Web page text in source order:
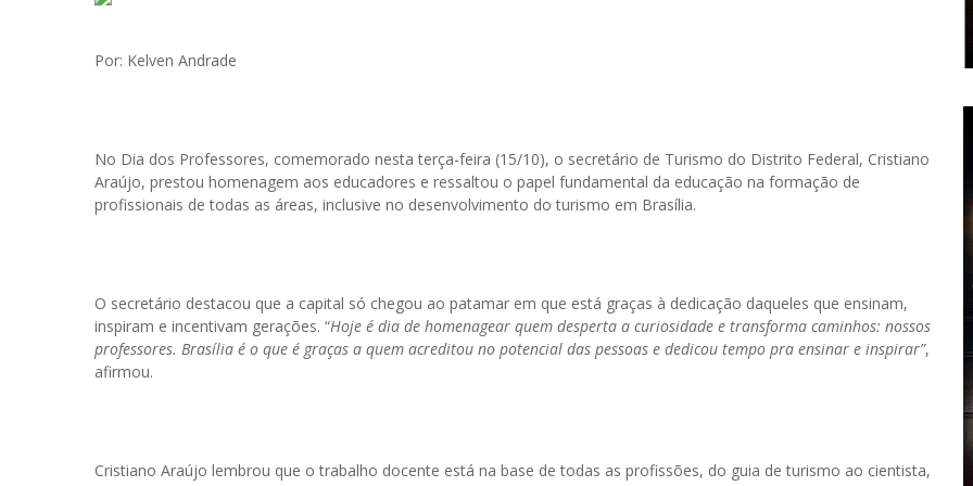
Por: Kelven Andrade
No Dia dos Professores, comemorado nesta terça-feira (15/10), o secretário de Turismo do Distrito Federal, Cristiano
Araújo, prestou homenagem aos educadores e ressaltou o papel fundamental da educação na formação de
profissionais de todas as áreas, inclusive no desenvolvimento do turismo em Brasília.
O secretário destacou que a capital só chegou ao patamar em que está graças à dedicação daqueles que ensinam,
inspiram e incentivam gerações. “Hoje é dia de homenagear quem desperta a curiosidade e transforma caminhos: nossos
professores. Brasília é o que é graças a quem acreditou no potencial das pessoas e dedicou tempo pra ensinar e inspirar”,
afirmou.
Cristiano Araújo lembrou que o trabalho docente está na base de todas as profissões, do guia de turismo ao cientista,